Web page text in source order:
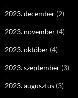
2023. december (2)
2023. november (4)
2023. október (4)
2023. szeptember (3)
2023. augusztus (3)